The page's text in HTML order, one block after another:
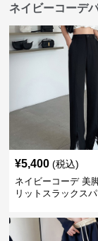
ネイビーコーデ
¥5,400 (税込)
ネイビーコーデ 美
リットスラックス